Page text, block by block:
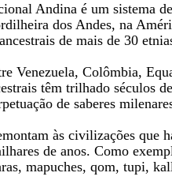
Andina é um sistema
dos Andes, na
de mais de 30
Venezuela, Colômbia,
têm trilhado séculos
de saberes
às civilizações
de anos. Como
mapuches, qom, tupi,